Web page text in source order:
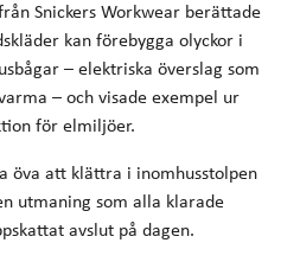
Snickers Workwear berättade
kan förebygga olyckor i
– elektriska överslag som
– och visade exempel ur
för elmiljöer.
öva att klättra i inomhusstolpen
utmaning som alla klarade
avslut på dagen.